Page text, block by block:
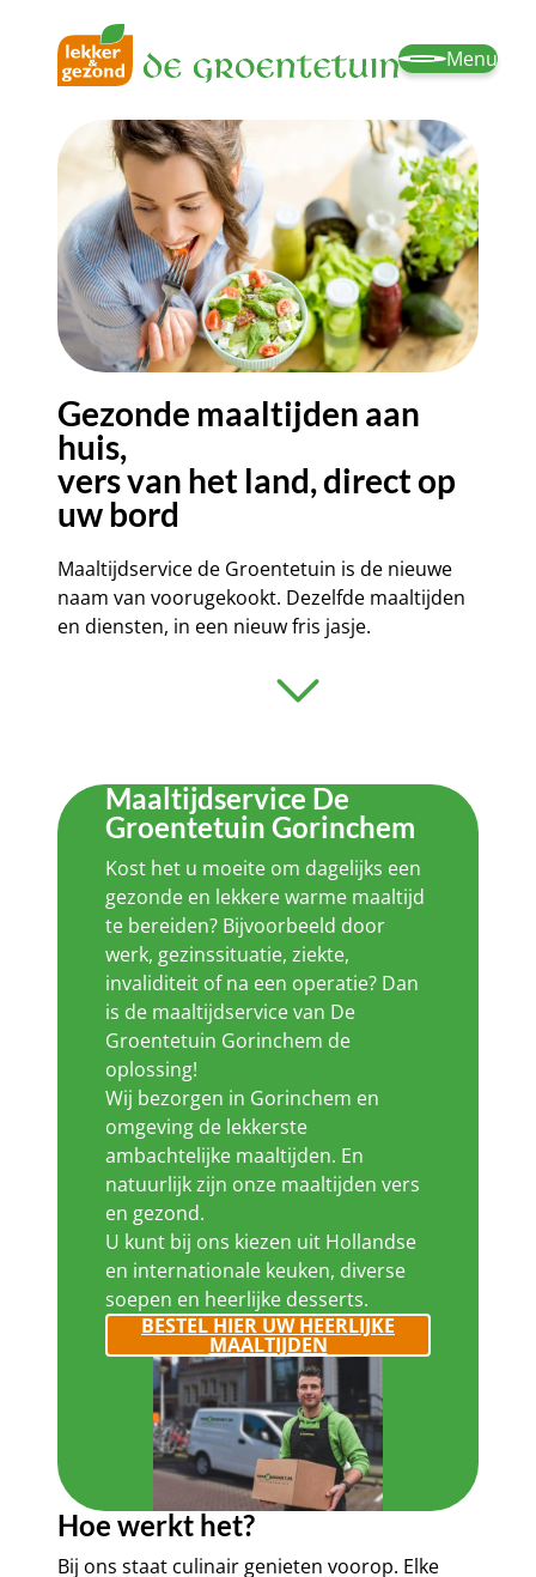
Menu
Gezonde maaltijden aan
huis,
vers van het land, direct op
uw bord
Maaltijdservice de Groentetuin is de nieuwe
naam van voorugekookt. Dezelfde maaltijden
en diensten, in een nieuw fris jasje.
Maaltijdservice De
Groentetuin Gorinchem
Kost het u moeite om dagelijks een
gezonde en lekkere warme maaltijd
te bereiden? Bijvoorbeeld door
werk, gezinssituatie, ziekte,
invaliditeit of na een operatie? Dan
is de maaltijdservice van De
Groentetuin Gorinchem de
oplossing!
Wij bezorgen in Gorinchem en
omgeving de lekkerste
ambachtelijke maaltijden. En
natuurlijk zijn onze maaltijden vers
en gezond.
U kunt bij ons kiezen uit Hollandse
en internationale keuken, diverse
soepen en heerlijke desserts.
BESTEL HIER UW HEERLIJKE
MAALTIJDEN
Hoe werkt het?
Bij ons staat culinair genieten voorop. Elke